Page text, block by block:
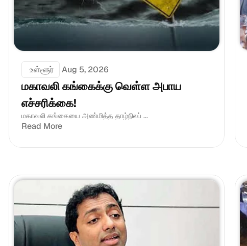
உள்ளூர் Aug 5, 2026
மகாவலி கங்கைக்கு வெள்ள அபாய
எச்சரிக்கை!
மகாவலி கங்கையை அண்மித்த தாழ்நிலப் ...
Read More